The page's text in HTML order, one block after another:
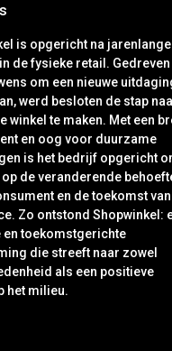
is opgericht na jarenlange
de fysieke retail. Gedreven
om een nieuwe
werd besloten de stap
winkel te maken. Met een
en oog voor duurzame
is het bedrijf opgericht
de veranderende
en de toekomst
Zo ontstond Shopwinkel:
en toekomstgerichte
die streeft naar zowel
als een positieve
het milieu.